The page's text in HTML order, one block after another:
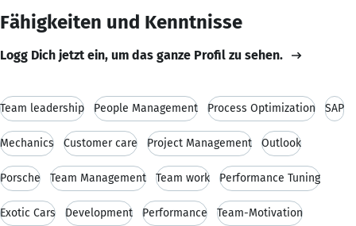
Fähigkeiten und Kenntnisse
Logg Dich jetzt ein, um das ganze Profil zu sehen.
Team leadership People Management Process Optimization SAP
Mechanics Customer care Project Management Outlook
Porsche Team Management Team work Performance Tuning
Exotic Cars Development Performance Team-Motivation